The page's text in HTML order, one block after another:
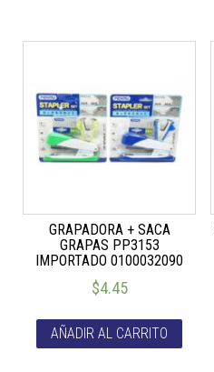
GRAPADORA + SACA
GRAPAS PP3153
IMPORTADO 0100032090
$4.45
AÑADIR AL CARRITO